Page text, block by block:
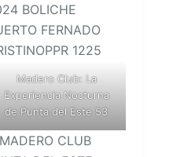
Madero Club: La
Experiencia Nocturna
de Punta del Este 53